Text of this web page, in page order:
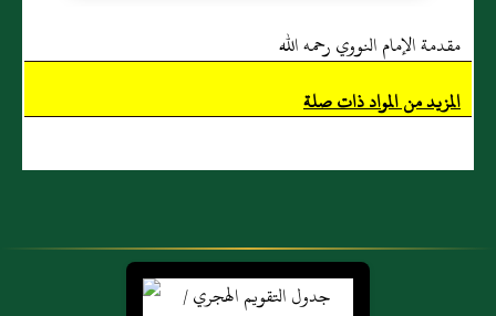
مقدمة الإمام النووي رحمه الله
المزيد من المواد ذات صلة